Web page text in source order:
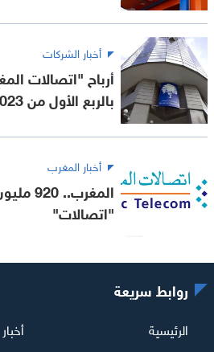
أخبار الشركات
بالربع الأول من 2023
أخبار المغرب
"اتصالات"
روابط سريعة
الرئيسية أخبار